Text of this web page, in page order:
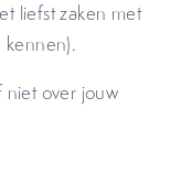
liefst zaken met
niet over jouw